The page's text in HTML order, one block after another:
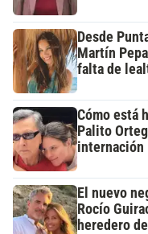
Desde
Martín
falta de
Cómo está
Palito
internación
El nuevo
Rocío
heredero